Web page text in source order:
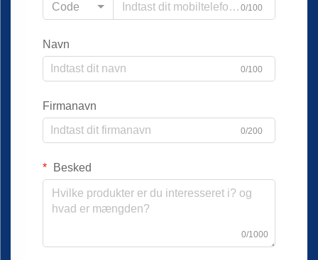
Code
0/100
Navn
0/100
Firmanavn
0/200
Besked
0/1000